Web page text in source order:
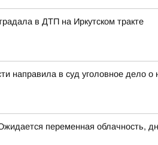
в ДТП на Иркутском тракте
направила в суд уголовное дело
переменная облачность,